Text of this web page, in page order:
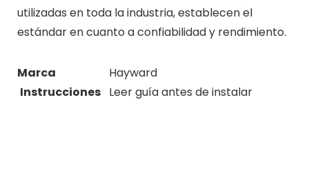
utilizadas en toda la industria, establecen el
estándar en cuanto a confiabilidad y rendimiento.
Marca
Hayward
Instrucciones Leer guía antes de instalar